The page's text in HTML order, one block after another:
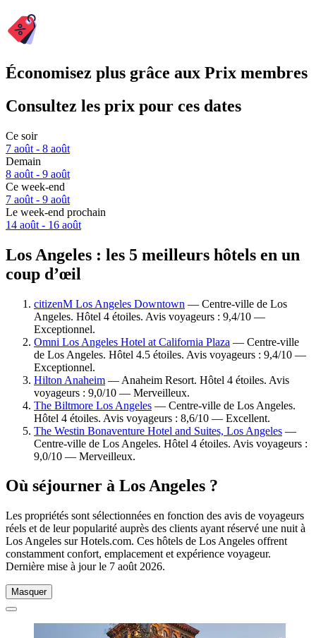
Économisez plus grâce aux Prix membres
Consultez les prix pour ces dates
Ce soir
7 août - 8 août
Demain
8 août - 9 août
Ce week-end
7 août - 9 août
Le week-end prochain
14 août - 16 août
Los Angeles : les 5 meilleurs hôtels en un
coup d’œil
citizenM Los Angeles Downtown — Centre-ville de Los
Angeles. Hôtel 4 étoiles. Avis voyageurs : 9,4/10 —
Exceptionnel.
Omni Los Angeles Hotel at California Plaza — Centre-ville
de Los Angeles. Hôtel 4.5 étoiles. Avis voyageurs : 9,4/10 —
Exceptionnel.
Hilton Anaheim — Anaheim Resort. Hôtel 4 étoiles. Avis
voyageurs : 9,0/10 — Merveilleux.
The Biltmore Los Angeles — Centre-ville de Los Angeles.
Hôtel 4 étoiles. Avis voyageurs : 8,6/10 — Excellent.
The Westin Bonaventure Hotel and Suites, Los Angeles —
Centre-ville de Los Angeles. Hôtel 4 étoiles. Avis voyageurs :
9,0/10 — Merveilleux.
Où séjourner à Los Angeles ?
Les propriétés sont sélectionnées en fonction des avis de voyageurs
réels et de leur popularité auprès des clients ayant réservé une nuit à
Los Angeles sur Hotels.com. Ces hôtels de Los Angeles offrent
constamment confort, emplacement et expérience voyageur.
Dernière mise à jour le 7 août 2026.
Masquer